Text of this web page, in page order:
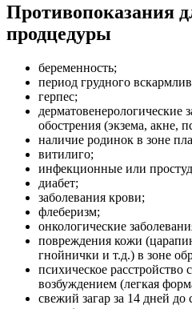
Противопоказания
продцедуры
беременность;
период грудного
герпес;
дерматовенерологические
обострения (экзема, акне,
наличие родинок в зоне
витилиго;
инфекционные или
диабет;
заболевания крови;
флеберизм;
онкологические
повреждения кожи
гнойнички и т.д.) в зоне
психическое
возбуждением (легкая
свежий загар за 14 дней до